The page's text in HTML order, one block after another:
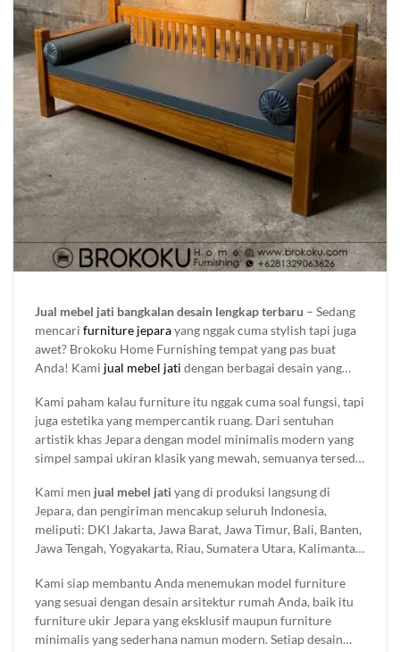
Jual mebel jati bangkalan desain lengkap terbaru – Sedang
mencari furniture jeparayang nggak cuma stylish tapi juga
awet? Brokoku Home Furnishing tempat yang pas buat
Anda! Kami jual mebel jati dengan berbagai desain yang
atau proyek besar? Kami punya berbagai pilihan furniture
kayu yang bisa di sesuaikan dengan gaya dan kebutuhan
Anda.
Kami paham kalau furniture itu nggak cuma soal fungsi, tapi
juga estetika yang mempercantik ruang. Dari sentuhan
artistik khas Jepara dengan model minimalis modern yang
simpel sampai ukiran klasik yang mewah, semuanya tersedia
dengan detail dan bahan berkualitas, jadi Anda nggak perlu
khawatir soal ketahanannya.
Kami men jual mebel jati yang di produksi langsung di
Jepara, dan pengiriman mencakup seluruh Indonesia,
meliputi: DKI Jakarta, Jawa Barat, Jawa Timur, Bali, Banten,
Jawa Tengah, Yogyakarta, Riau, Sumatera Utara, Kalimantan
Sulawesi Utara, Lampung, Aceh, Kalimantan Selatan, Nusa
Tenggara Barat (NTB), Sumatera Barat, Kalimantan Tengah,
Maluku, Nusa Tenggara Timur (NTT), Bengkulu, Maluku
Utara, Sulawesi Tenggara, Sulawesi Tengah, Kalimantan
Kami siap membantu Anda menemukan model furniture
yang sesuai dengan desain arsitektur rumah Anda, baik itu
furniture ukir Jepara yang eksklusif maupun furniture
minimalis yang sederhana namun modern. Setiap desain